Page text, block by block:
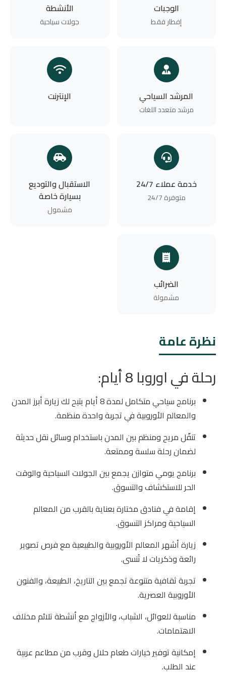
الوجبات
إفطار فقط
الأنشطة
جولات سياحية
المرشد السياحي
مرشد متعدد اللغات
الإنترنت
خدمة عملاء 24/7
متوفرة 24/7
الاستقبال والتوديع
بسيارة خاصة
مشمول
الضرائب
مشمولة
نظرة عامة
رحلة في اوروبا 8 أيام:
برنامج سياحي متكامل لمدة 8 أيام يتيح لك زيارة أبرز المدن
والمعالم الأوروبية في تجربة واحدة منظمة.
تنقّل مريح ومنظم بين المدن باستخدام وسائل نقل حديثة
لضمان رحلة سلسة وممتعة.
برنامج يومي متوازن يجمع بين الجولات السياحية والوقت
الحر للاستكشاف والتسوق.
إقامة في فنادق مختارة بعناية بالقرب من المعالم
السياحية ومراكز التسوق.
زيارة أشهر المعالم الأوروبية والطبيعية مع فرص تصوير
رائعة وذكريات لا تُنسى.
تجربة ثقافية متنوعة تجمع بين التاريخ، الطبيعة، والفنون
الأوروبية العصرية.
مناسبة للعوائل، الشباب، والأزواج مع أنشطة تلائم مختلف
الاهتمامات.
إمكانية توفير خيارات طعام حلال وقرب من مطاعم عربية
عند الطلب.